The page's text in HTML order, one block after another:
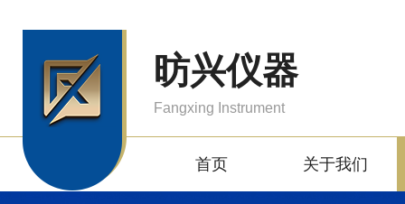
昉兴仪器
Fangxing Instrument
首页 关于我们